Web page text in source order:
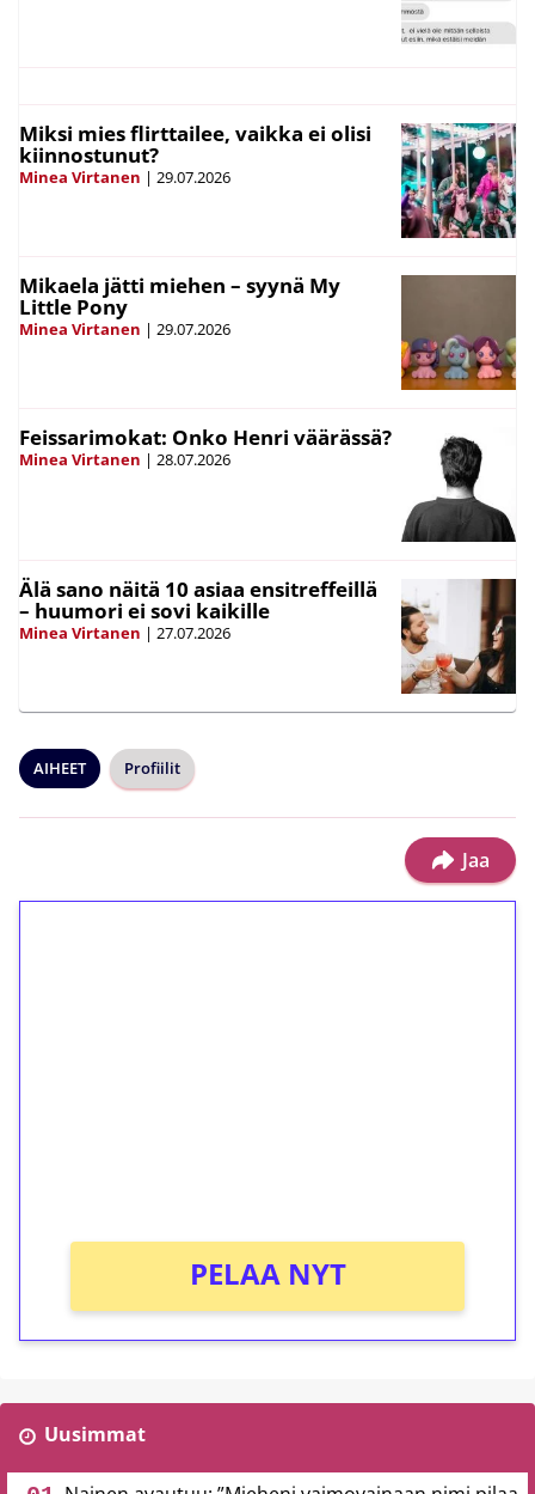
Miksi mies flirttailee, vaikka ei olisi
kiinnostunut?
Minea Virtanen | 29.07.2026
Mikaela jätti miehen – syynä My
Little Pony
Minea Virtanen | 29.07.2026
Feissarimokat: Onko Henri väärässä?
Minea Virtanen | 28.07.2026
Älä sano näitä 10 asiaa ensitreffeillä
– huumori ei sovi kaikille
Minea Virtanen | 27.07.2026
AIHEET Profiilit
Jaa
PELAA NYT
Uusimmat